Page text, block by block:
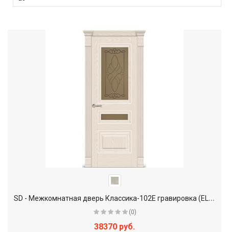
S
D - Межкомнатная дверь Классика-102Е гравировка (EL-EL.2)
(0)
38370 руб.